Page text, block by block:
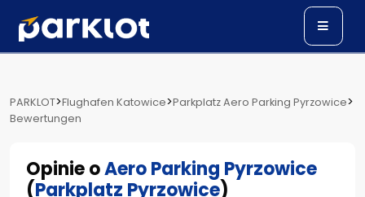
PARKLOT>Flughafen Katowice>Parkplatz Aero Parking Pyrzowice>
Bewertungen
Opinie oAero Parking Pyrzowice
(Parkplatz Pyrzowice)